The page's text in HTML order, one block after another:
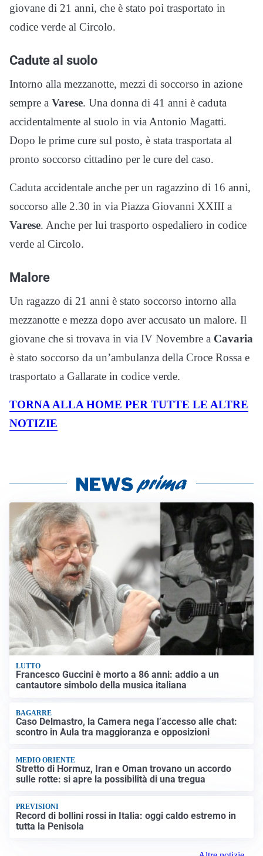
giovane di 21 anni, che è stato poi trasportato in
codice verde al Circolo.
Cadute al suolo
Intorno alla mezzanotte, mezzi di soccorso in azione
sempre a Varese. Una donna di 41 anni è caduta
accidentalmente al suolo in via Antonio Magatti.
Dopo le prime cure sul posto, è stata trasportata al
pronto soccorso cittadino per le cure del caso.
Caduta accidentale anche per un ragazzino di 16 anni,
soccorso alle 2.30 in via Piazza Giovanni XXIII a
Varese. Anche per lui trasporto ospedaliero in codice
verde al Circolo.
Malore
Un ragazzo di 21 anni è stato soccorso intorno alla
mezzanotte e mezza dopo aver accusato un malore. Il
giovane che si trovava in via IV Novembre a Cavaria
è stato soccorso da un’ambulanza della Croce Rossa e
trasportato a Gallarate in codice verde.
TORNA ALLA HOME PER TUTTE LE ALTRE
NOTIZIE
LUTTO
Francesco Guccini è morto a 86 anni: addio a un
cantautore simbolo della musica italiana
BAGARRE
Caso Delmastro, la Camera nega l’accesso alle chat:
scontro in Aula tra maggioranza e opposizioni
MEDIO ORIENTE
Stretto di Hormuz, Iran e Oman trovano un accordo
sulle rotte: si apre la possibilità di una tregua
PREVISIONI
Record di bollini rossi in Italia: oggi caldo estremo in
tutta la Penisola